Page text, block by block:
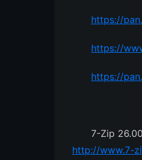
https://
https://
https://
7-Zip
http://www.7-